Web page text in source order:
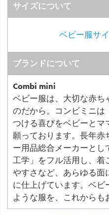
サイズについて
ベビー服サ
ブランドについて
Combi mini
ベビー服は、大切な赤ち
のだから。コンビミニは
つける喜びをベビーとマ
願っております。長年
ー用品総合メーカーとし
工学」をフル活用し、
やすさなど、あらゆる面
に仕上げています。ベビ
ような服を、これからも